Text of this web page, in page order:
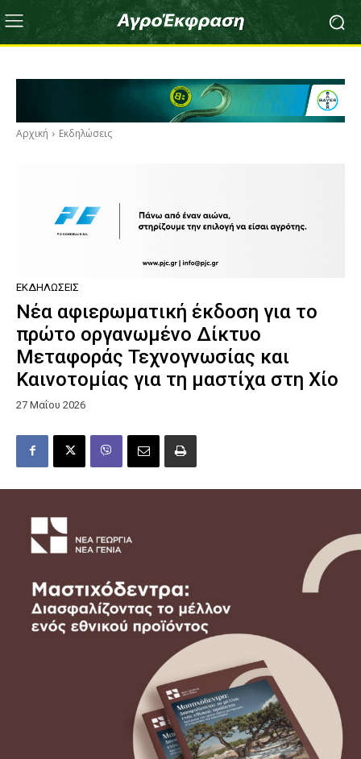
Αρχική Εκδηλώσεις
ΕΚΔΗΛΏΣΕΙΣ
Νέα αφιερωματική έκδοση για το
πρώτο οργανωμένο Δίκτυο
Μεταφοράς Τεχνογνωσίας και
Καινοτομίας για τη μαστίχα στη Χίο
27 Μαΐου 2026